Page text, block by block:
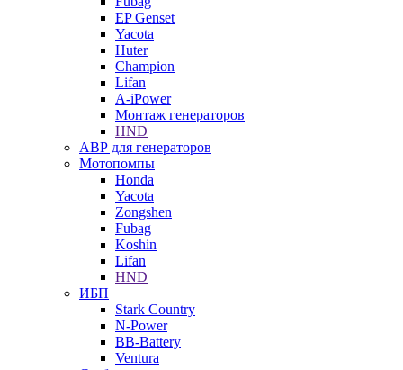
EP Genset
Yacota
Huter
Champion
Lifan
A-iPower
Монтаж генераторов
HND
АВР для генераторов
Мотопомпы
Honda
Yacota
Zongshen
Fubag
Koshin
Lifan
HND
ИБП
Stark Country
N-Power
BB-Battery
Ventura